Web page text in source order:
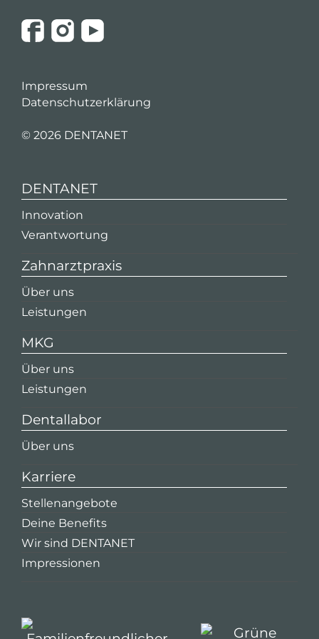
Impressum
Datenschutzerklärung
© 2026 DENTANET
DENTANET
Innovation
Verantwortung
Zahnarztpraxis
Über uns
Leistungen
MKG
Über uns
Leistungen
Dentallabor
Über uns
Karriere
Stellenangebote
Deine Benefits
Wir sind DENTANET
Impressionen